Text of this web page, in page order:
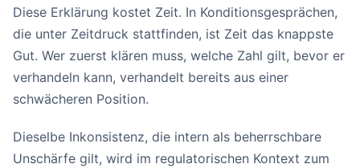
Diese Erklärung kostet Zeit. In Konditionsgesprächen,
die unter Zeitdruck stattfinden, ist Zeit das knappste
Gut. Wer zuerst klären muss, welche Zahl gilt, bevor er
verhandeln kann, verhandelt bereits aus einer
schwächeren Position.
Dieselbe Inkonsistenz, die intern als beherrschbare
Unschärfe gilt, wird im regulatorischen Kontext zum